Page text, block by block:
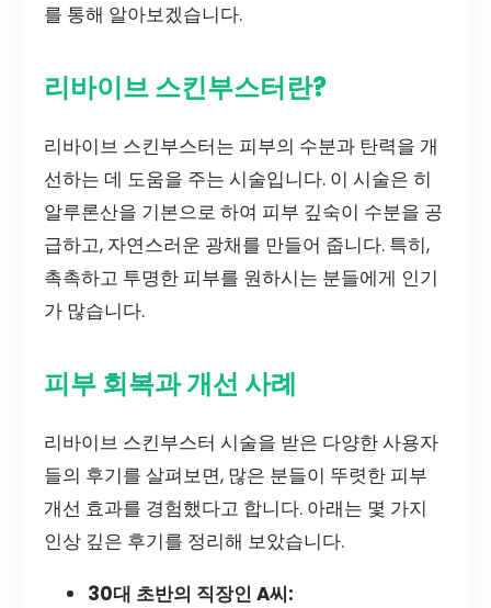
를 통해 알아보겠습니다.
리바이브 스킨부스터란?
리바이브 스킨부스터는 피부의 수분과 탄력을 개
선하는 데 도움을 주는 시술입니다. 이 시술은 히
알루론산을 기본으로 하여 피부 깊숙이 수분을 공
급하고, 자연스러운 광채를 만들어 줍니다. 특히,
촉촉하고 투명한 피부를 원하시는 분들에게 인기
가 많습니다.
피부 회복과 개선 사례
리바이브 스킨부스터 시술을 받은 다양한 사용자
들의 후기를 살펴보면, 많은 분들이 뚜렷한 피부
개선 효과를 경험했다고 합니다. 아래는 몇 가지
인상 깊은 후기를 정리해 보았습니다.
30대 초반의 직장인 A씨: